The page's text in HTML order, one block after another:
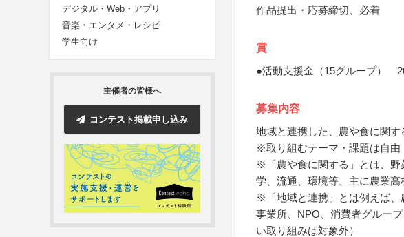
デジタル・Web・アプリ
音楽・エンタメ・レシピ
学生向け
主催者の皆様へ
コンテスト掲載申し込み
作品提出・応募締切、必着
賞
●活動支援金（15グループ）
募集内容
地域と連携した、農や食に関
※取り組むテーマ・課題は自由
※「農や食に関する」とは、野
学、流通、環境等、主に農業
※「地域と連携」とは例えば、
事業所、NPO、消費者グルー
い取り組みは対象外）